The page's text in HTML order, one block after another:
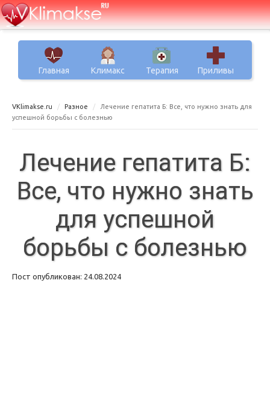
Главная Климакс Терапия Приливы
VKlimakse.ru Разное
Лечение гепатита Б: Все, что нужно знать для
успешной борьбы с болезнью
Лечение гепатита Б:
Все, что нужно знать
для успешной
борьбы с болезнью
Пост опубликован: 24.08.2024